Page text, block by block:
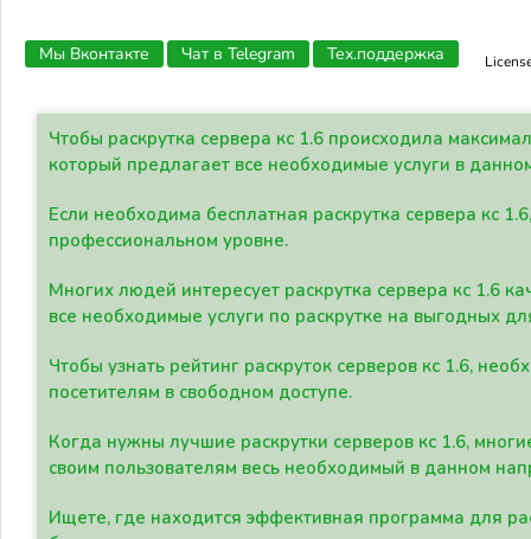
Мы Вконтакте Чат в Telegram Тех.поддержка
Чтобы раскрутка сервера кс 1.6 происходила
который предлагает все необходимые услуги в
Если необходима бесплатная раскрутка сервера кс
профессиональном уровне.
Многих людей интересует раскрутка сервера кс 1.6
все необходимые услуги по раскрутке на выгодных
Чтобы узнать рейтинг раскруток серверов кс 1.6,
посетителям в свободном доступе.
Когда нужны лучшие раскрутки серверов кс 1.6,
своим пользователям весь необходимый в данном
Ищете, где находится эффективная программа для